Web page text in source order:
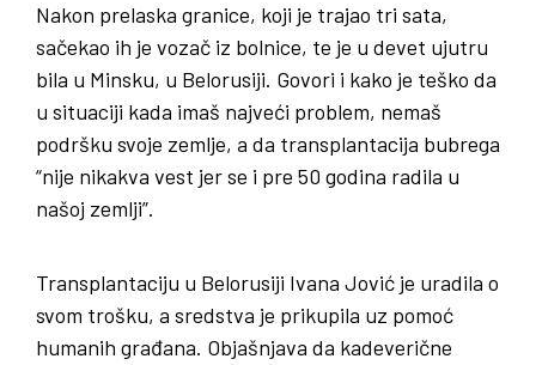
Nakon prelaska granice, koji je trajao tri sata,
sačekao ih je vozač iz bolnice, te je u devet ujutru
bila u Minsku, u Belorusiji. Govori i kako je teško da
u situaciji kada imaš najveći problem, nemaš
podršku svoje zemlje, a da transplantacija bubrega
“nije nikakva vest jer se i pre 50 godina radila u
našoj zemlji”.
Transplantaciju u Belorusiji Ivana Jović je uradila o
svom trošku, a sredstva je prikupila uz pomoć
humanih građana. Objašnjava da kadeverične